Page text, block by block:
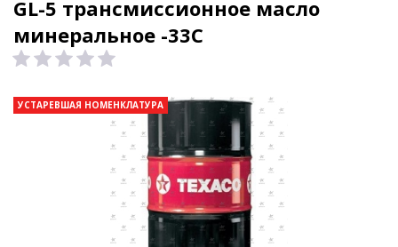
GL-5 трансмиссионное масло
минеральное -33С
УСТАРЕВШАЯ НОМЕНКЛАТУРА